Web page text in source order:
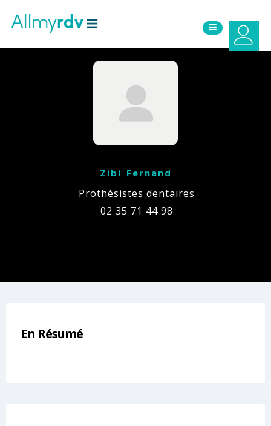
Zibi Fernand
Prothésistes dentaires
02 35 71 44 98
En Résumé